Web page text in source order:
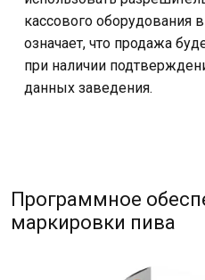
кассового оборудования
означает, что продажа
при наличии
данных заведения.
Программное
маркировки пива